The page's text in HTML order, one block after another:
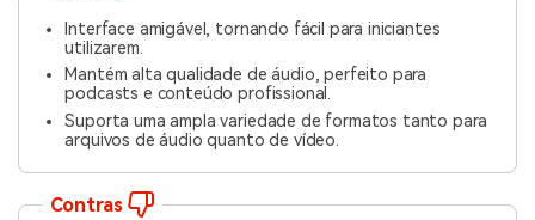
Interface amigável, tornando fácil para iniciantes
utilizarem.
Mantém alta qualidade de áudio, perfeito para
podcasts e conteúdo profissional.
Suporta uma ampla variedade de formatos tanto para
arquivos de áudio quanto de vídeo.
Contras